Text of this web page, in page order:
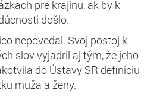
pre krajinu, ak by k
došlo.
nepovedal. Svoj postoj k
slov vyjadril aj tým, že jeho
do Ústavy SR definíciu
muža a ženy.